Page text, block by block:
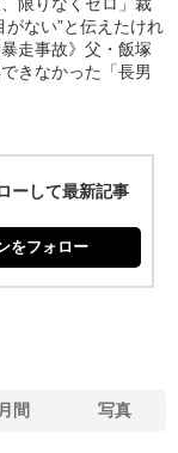
がない”と伝えたけれ
走事故》父・飯塚
きなかった「長男
ーして最新記事
をフォロー
月間 写真